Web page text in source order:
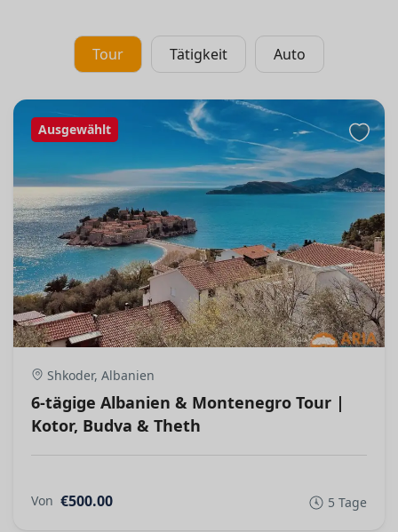
Tour Tätigkeit Auto
Ausgewählt
Shkoder, Albanien
6-tägige Albanien & Montenegro Tour |
Kotor, Budva & Theth
Von €500.00 5 Tage